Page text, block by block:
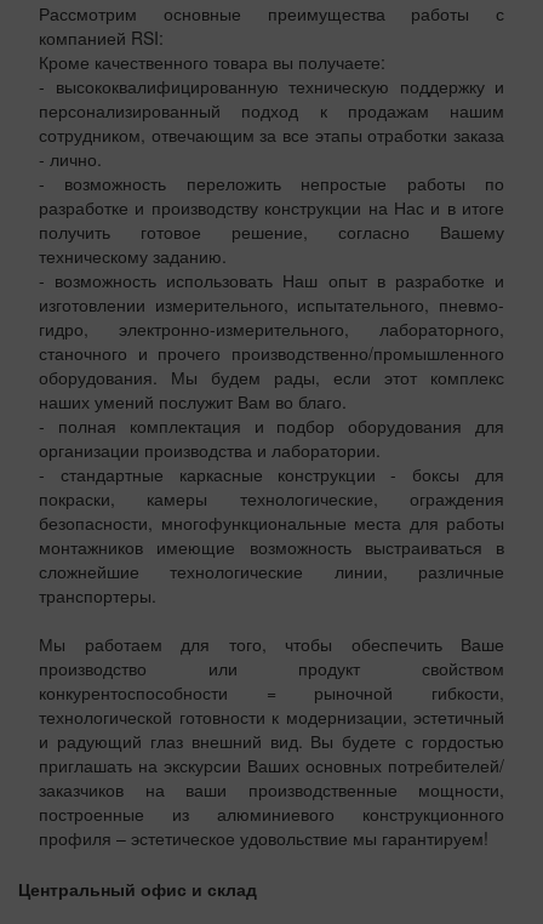
Рассмотрим основные преимущества работы с
компанией RSI:
Кроме качественного товара вы получаете:
- высококвалифицированную техническую поддержку и
персонализированный подход к продажам нашим
сотрудником, отвечающим за все этапы отработки заказа
- лично.
- возможность переложить непростые работы по
разработке и производству конструкции на Нас и в итоге
получить готовое решение, согласно Вашему
техническому заданию.
- возможность использовать Наш опыт в разработке и
изготовлении измерительного, испытательного, пневмо-
гидро, электронно-измерительного, лабораторного,
станочного и прочего производственно/промышленного
оборудования. Мы будем рады, если этот комплекс
наших умений послужит Вам во благо.
- полная комплектация и подбор оборудования для
организации производства и лаборатории.
- стандартные каркасные конструкции - боксы для
покраски, камеры технологические, ограждения
безопасности, многофункциональные места для работы
монтажников имеющие возможность выстраиваться в
сложнейшие технологические линии, различные
транспортеры.
Мы работаем для того, чтобы обеспечить Ваше
производство или продукт свойством
конкурентоспособности = рыночной гибкости,
технологической готовности к модернизации, эстетичный
и радующий глаз внешний вид. Вы будете с гордостью
приглашать на экскурсии Ваших основных потребителей/
заказчиков на ваши производственные мощности,
построенные из алюминиевого конструкционного
профиля – эстетическое удовольствие мы гарантируем!
Центральный офис и склад